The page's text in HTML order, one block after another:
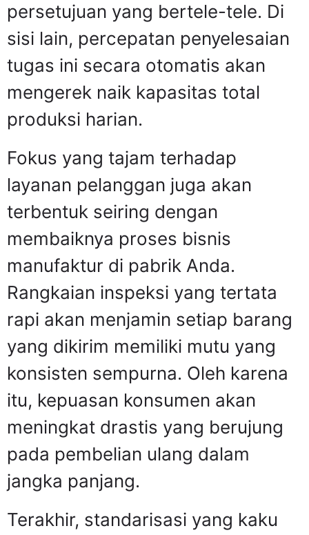
persetujuan yang bertele-tele. Di
sisi lain, percepatan penyelesaian
tugas ini secara otomatis akan
mengerek naik kapasitas total
produksi harian.
Fokus yang tajam terhadap
layanan pelanggan juga akan
terbentuk seiring dengan
membaiknya proses bisnis
manufaktur di pabrik Anda.
Rangkaian inspeksi yang tertata
rapi akan menjamin setiap barang
yang dikirim memiliki mutu yang
konsisten sempurna. Oleh karena
itu, kepuasan konsumen akan
meningkat drastis yang berujung
pada pembelian ulang dalam
jangka panjang.
Terakhir, standarisasi yang kaku